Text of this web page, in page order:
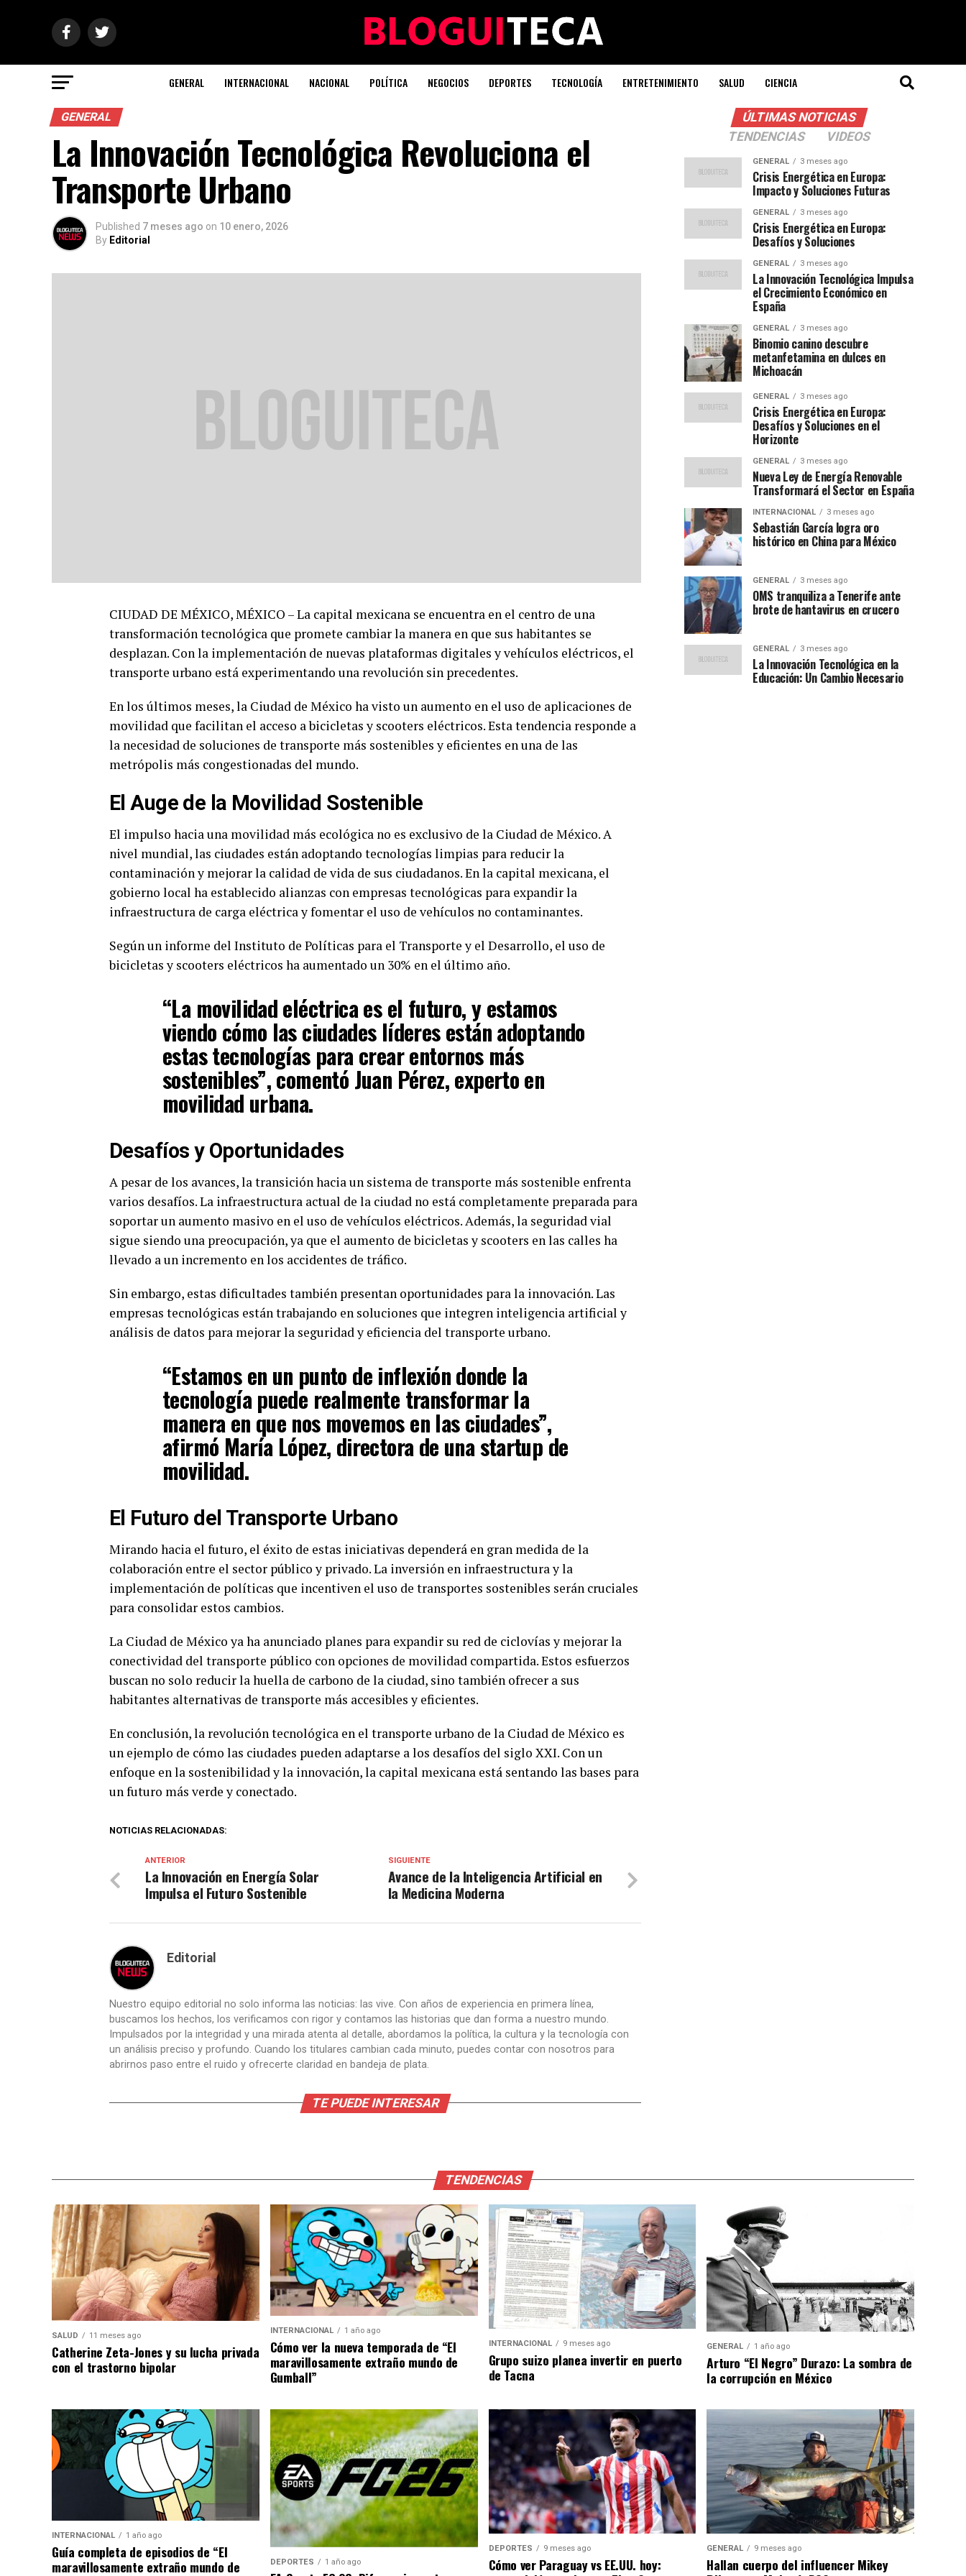
GENERAL INTERNACIONAL NACIONAL POLÍTICA NEGOCIOS DEPORTES TECNOLOGÍA ENTRETENIMIENTO SALUD CIENCIA
GENERAL
La Innovación Tecnológica Revoluciona el
Transporte Urbano
Published 7 meses ago on 10 enero, 2026
By Editorial
CIUDAD DE MÉXICO, MÉXICO – La capital mexicana se encuentra en el centro de una
transformación tecnológica que promete cambiar la manera en que sus habitantes se
desplazan. Con la implementación de nuevas plataformas digitales y vehículos eléctricos, el
transporte urbano está experimentando una revolución sin precedentes.
En los últimos meses, la Ciudad de México ha visto un aumento en el uso de aplicaciones de
movilidad que facilitan el acceso a bicicletas y scooters eléctricos. Esta tendencia responde a
la necesidad de soluciones de transporte más sostenibles y eficientes en una de las
metrópolis más congestionadas del mundo.
El Auge de la Movilidad Sostenible
El impulso hacia una movilidad más ecológica no es exclusivo de la Ciudad de México. A
nivel mundial, las ciudades están adoptando tecnologías limpias para reducir la
contaminación y mejorar la calidad de vida de sus ciudadanos. En la capital mexicana, el
gobierno local ha establecido alianzas con empresas tecnológicas para expandir la
infraestructura de carga eléctrica y fomentar el uso de vehículos no contaminantes.
Según un informe del Instituto de Políticas para el Transporte y el Desarrollo, el uso de
bicicletas y scooters eléctricos ha aumentado un 30% en el último año.
“La movilidad eléctrica es el futuro, y estamos
viendo cómo las ciudades líderes están adoptando
estas tecnologías para crear entornos más
sostenibles”, comentó Juan Pérez, experto en
movilidad urbana.
Desafíos y Oportunidades
A pesar de los avances, la transición hacia un sistema de transporte más sostenible enfrenta
varios desafíos. La infraestructura actual de la ciudad no está completamente preparada para
soportar un aumento masivo en el uso de vehículos eléctricos. Además, la seguridad vial
sigue siendo una preocupación, ya que el aumento de bicicletas y scooters en las calles ha
llevado a un incremento en los accidentes de tráfico.
Sin embargo, estas dificultades también presentan oportunidades para la innovación. Las
empresas tecnológicas están trabajando en soluciones que integren inteligencia artificial y
análisis de datos para mejorar la seguridad y eficiencia del transporte urbano.
“Estamos en un punto de inflexión donde la
tecnología puede realmente transformar la
manera en que nos movemos en las ciudades”,
afirmó María López, directora de una startup de
movilidad.
El Futuro del Transporte Urbano
Mirando hacia el futuro, el éxito de estas iniciativas dependerá en gran medida de la
colaboración entre el sector público y privado. La inversión en infraestructura y la
implementación de políticas que incentiven el uso de transportes sostenibles serán cruciales
para consolidar estos cambios.
La Ciudad de México ya ha anunciado planes para expandir su red de ciclovías y mejorar la
conectividad del transporte público con opciones de movilidad compartida. Estos esfuerzos
buscan no solo reducir la huella de carbono de la ciudad, sino también ofrecer a sus
habitantes alternativas de transporte más accesibles y eficientes.
En conclusión, la revolución tecnológica en el transporte urbano de la Ciudad de México es
un ejemplo de cómo las ciudades pueden adaptarse a los desafíos del siglo XXI. Con un
enfoque en la sostenibilidad y la innovación, la capital mexicana está sentando las bases para
un futuro más verde y conectado.
NOTICIAS RELACIONADAS:
SIGUIENTE
Avance de la Inteligencia Artificial en
la Medicina Moderna
ANTERIOR
La Innovación en Energía Solar
Impulsa el Futuro Sostenible
Editorial
Nuestro equipo editorial no solo informa las noticias: las vive. Con años de experiencia en primera línea,
buscamos los hechos, los verificamos con rigor y contamos las historias que dan forma a nuestro mundo.
Impulsados por la integridad y una mirada atenta al detalle, abordamos la política, la cultura y la tecnología con
un análisis preciso y profundo. Cuando los titulares cambian cada minuto, puedes contar con nosotros para
abrirnos paso entre el ruido y ofrecerte claridad en bandeja de plata.
TE PUEDE INTERESAR
ÚLTIMAS NOTICIAS
TENDENCIAS
VIDEOS
GENERAL 3 meses ago
Crisis Energética en Europa:
Impacto y Soluciones Futuras
GENERAL 3 meses ago
Crisis Energética en Europa:
Desafíos y Soluciones
GENERAL 3 meses ago
La Innovación Tecnológica Impulsa
el Crecimiento Económico en
España
GENERAL 3 meses ago
Binomio canino descubre
metanfetamina en dulces en
Michoacán
GENERAL 3 meses ago
Crisis Energética en Europa:
Desafíos y Soluciones en el
Horizonte
GENERAL 3 meses ago
Nueva Ley de Energía Renovable
Transformará el Sector en España
INTERNACIONAL 3 meses ago
Sebastián García logra oro
histórico en China para México
GENERAL 3 meses ago
OMS tranquiliza a Tenerife ante
brote de hantavirus en crucero
GENERAL 3 meses ago
La Innovación Tecnológica en la
Educación: Un Cambio Necesario
TENDENCIAS
SALUD 11 meses ago
Catherine Zeta-Jones y su lucha privada
con el trastorno bipolar
INTERNACIONAL 1 año ago
Cómo ver la nueva temporada de “El
maravillosamente extraño mundo de
Gumball”
INTERNACIONAL 9 meses ago
Grupo suizo planea invertir en puerto
de Tacna
GENERAL 1 año ago
Arturo “El Negro” Durazo: La sombra de
la corrupción en México
INTERNACIONAL 1 año ago
Guía completa de episodios de “El
maravillosamente extraño mundo de
DEPORTES 1 año ago
DEPORTES 9 meses ago
Cómo ver Paraguay vs EE.UU. hoy:
GENERAL 9 meses ago
Hallan cuerpo del influencer Mikey